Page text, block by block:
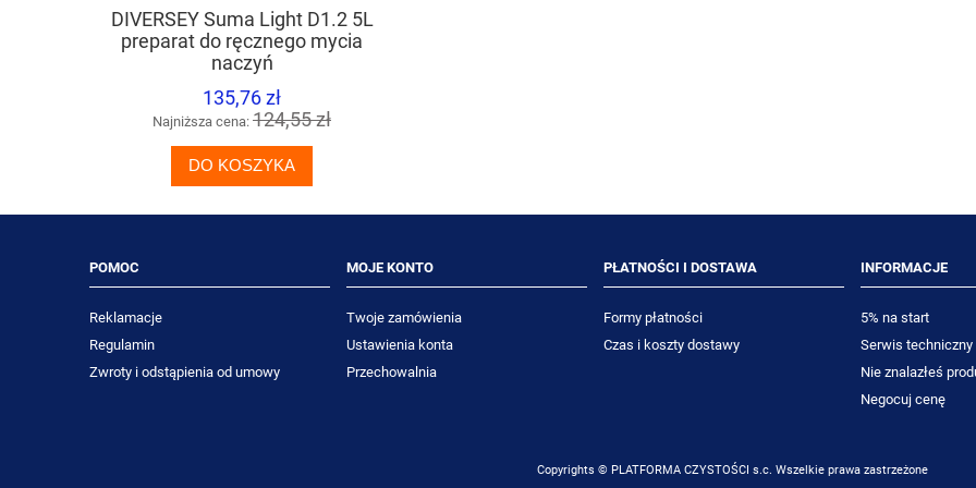
DIVERSEY Suma Light D1.2 5L
preparat do ręcznego mycia
naczyń
135,76 zł
Najniższa cena: 124,55 zł
DO KOSZYKA
POMOC
Reklamacje
Regulamin
Zwroty i odstąpienia od umowy
MOJE KONTO
Twoje zamówienia
Ustawienia konta
Przechowalnia
PŁATNOŚCI I DOSTAWA
Formy płatności
Czas i koszty dostawy
INFORMACJE
5% na start
Serwis techniczny
Nie znalazłeś
Negocuj cenę
Copyrights © PLATFORMA CZYSTOŚCI s.c. Wszelkie prawa zastrzeżone